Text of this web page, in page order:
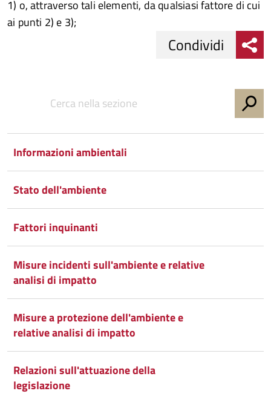
1) o, attraverso tali elementi, da qualsiasi fattore di cui
ai punti 2) e 3);
Facebook
Condividi
su
Condividi
Plus
Whatsapp
Condividi
Informazioni ambientali
Stato dell'ambiente
Fattori inquinanti
Misure incidenti sull'ambiente e relative
analisi di impatto
Misure a protezione dell'ambiente e
relative analisi di impatto
Relazioni sull'attuazione della
legislazione